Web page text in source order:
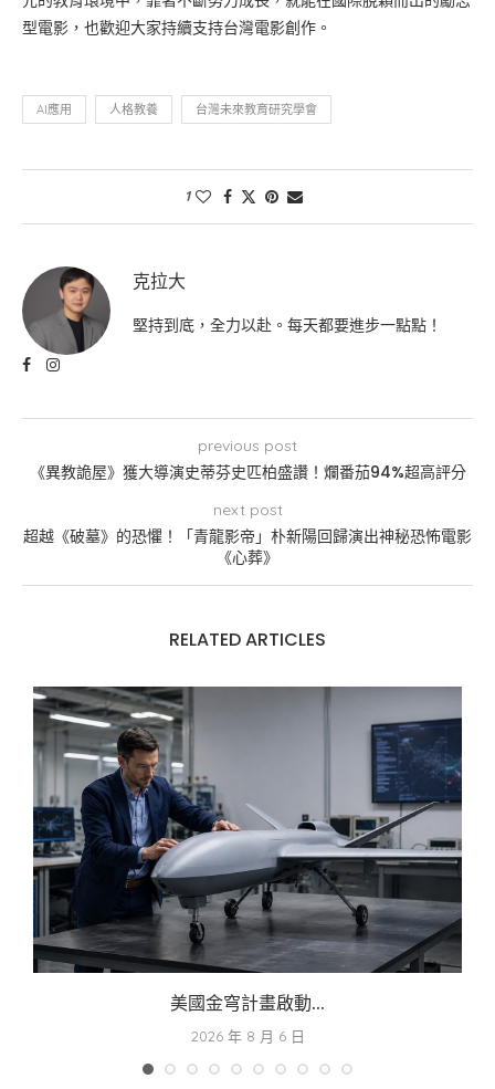
型電影，也歡迎大家持續支持台灣電影創作。
AI應用 人格教養 台灣未來教育研究學會
1
克拉大
堅持到底，全力以赴。每天都要進步一點點！
previous post
《異教詭屋》獲大導演史蒂芬史匹柏盛讚！爛番茄94%超高評分
next post
超越《破墓》的恐懼！「青龍影帝」朴新陽回歸演出神秘恐怖電影
《心葬》
RELATED ARTICLES
美國金穹計畫啟動...
2026 年 8 月 6 日